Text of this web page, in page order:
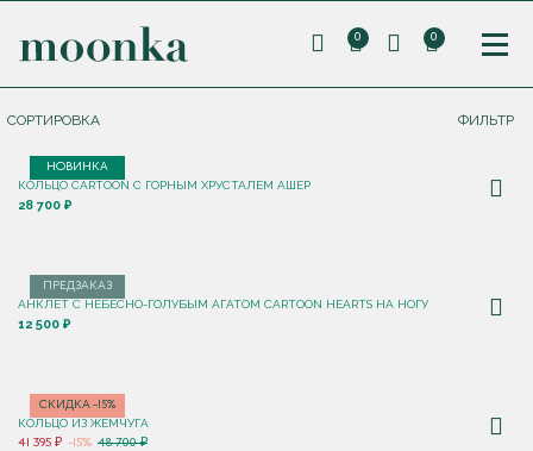
0 0
СОРТИРОВКА ФИЛЬТР
НОВИНКА
КОЛЬЦО CARTOON C ГОРНЫМ ХРУСТАЛЕМ АШЕР
28 700 ₽
ПРЕДЗАКАЗ
АНКЛЕТ С НЕБЕСНО-ГОЛУБЫМ АГАТОМ CARTOON HEARTS НА НОГУ
12 500 ₽
СКИДКА -15%
КОЛЬЦО ИЗ ЖЕМЧУГА
41 395 ₽ -15% 48 700 ₽